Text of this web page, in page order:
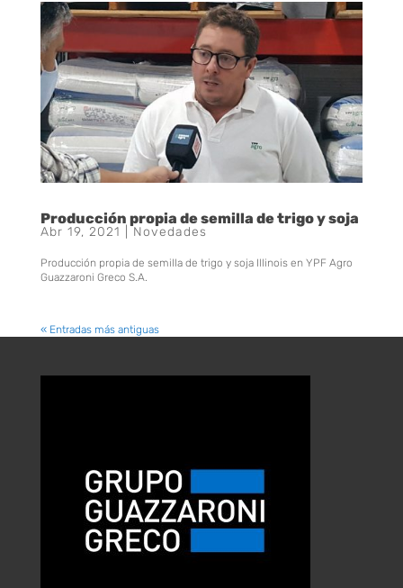
Producción propia de semilla de trigo y soja
Abr 19, 2021 Novedades
Producción propia de semilla de trigo y soja Illinois en YPF Agro
Guazzaroni Greco S.A.
« Entradas más antiguas